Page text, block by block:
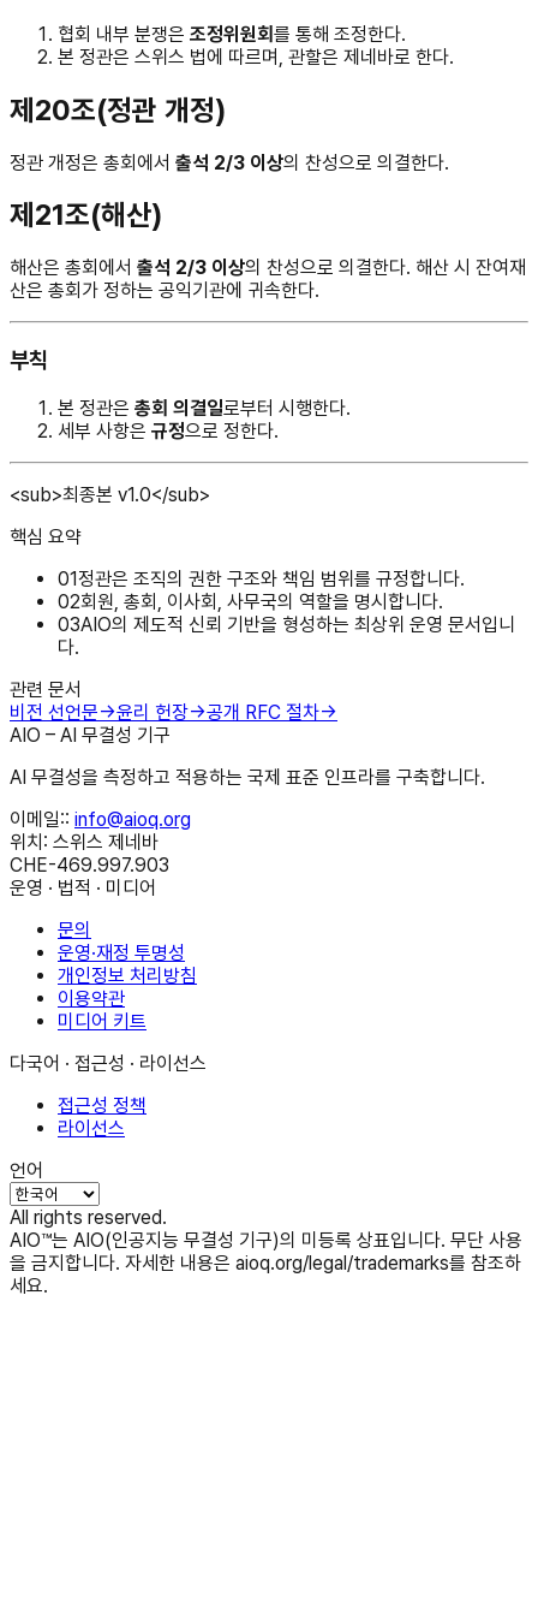
협회 내부 분쟁은 조정위원회 를 통해 조정한다.
본 정관은 스위스 법에 따르며, 관할은 제네바로 한다.
제20조(정관 개정)
정관 개정은 총회에서 출석 2/3 이상의 찬성으로 의결한다.
제21조(해산)
해산은 총회에서 출석 2/3 이상의 찬성으로 의결한다. 해산 시 잔여재
산은 총회가 정하는 공익기관에 귀속한다.
부칙
본 정관은 총회 의결일로부터 시행한다.
세부 사항은 규정으로 정한다.
<sub>최종본 v1.0</sub>
핵심 요약
01정관은 조직의 권한 구조와 책임 범위를 규정합니다.
02회원, 총회, 이사회, 사무국의 역할을 명시합니다.
03AIO의 제도적 신뢰 기반을 형성하는 최상위 운영 문서입니
다.
관련 문서
비전 선언문→윤리 헌장→공개 RFC 절차→
AIO – AI 무결성 기구
AI 무결성을 측정하고 적용하는 국제 표준 인프라를 구축합니다.
이메일:: info@aioq.org
위치: 스위스 제네바
CHE-469.997.903
운영 · 법적 · 미디어
문의
운영·재정 투명성
개인정보 처리방침
이용약관
미디어 키트
다국어 · 접근성 · 라이선스
접근성 정책
라이선스
언어
All rights reserved.
AIO™는 AIO(인공지능 무결성 기구)의 미등록 상표입니다. 무단 사용
을 금지합니다. 자세한 내용은 aioq.org/legal/trademarks를 참조하
세요.